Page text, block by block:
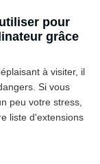
pour
grâce
à visiter, il
Si vous
peu votre stress,
liste d'extensions